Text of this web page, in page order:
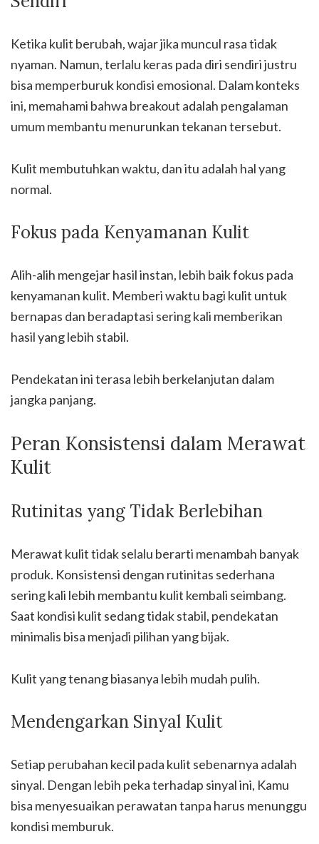
Ketika kulit berubah, wajar jika muncul rasa tidak
nyaman. Namun, terlalu keras pada diri sendiri justru
bisa memperburuk kondisi emosional. Dalam konteks
ini, memahami bahwa breakout adalah pengalaman
umum membantu menurunkan tekanan tersebut.
Kulit membutuhkan waktu, dan itu adalah hal yang
normal.
Fokus pada Kenyamanan Kulit
Alih-alih mengejar hasil instan, lebih baik fokus pada
kenyamanan kulit. Memberi waktu bagi kulit untuk
bernapas dan beradaptasi sering kali memberikan
hasil yang lebih stabil.
Pendekatan ini terasa lebih berkelanjutan dalam
jangka panjang.
Peran Konsistensi dalam Merawat
Kulit
Rutinitas yang Tidak Berlebihan
Merawat kulit tidak selalu berarti menambah banyak
produk. Konsistensi dengan rutinitas sederhana
sering kali lebih membantu kulit kembali seimbang.
Saat kondisi kulit sedang tidak stabil, pendekatan
minimalis bisa menjadi pilihan yang bijak.
Kulit yang tenang biasanya lebih mudah pulih.
Mendengarkan Sinyal Kulit
Setiap perubahan kecil pada kulit sebenarnya adalah
sinyal. Dengan lebih peka terhadap sinyal ini, Kamu
bisa menyesuaikan perawatan tanpa harus menunggu
kondisi memburuk.